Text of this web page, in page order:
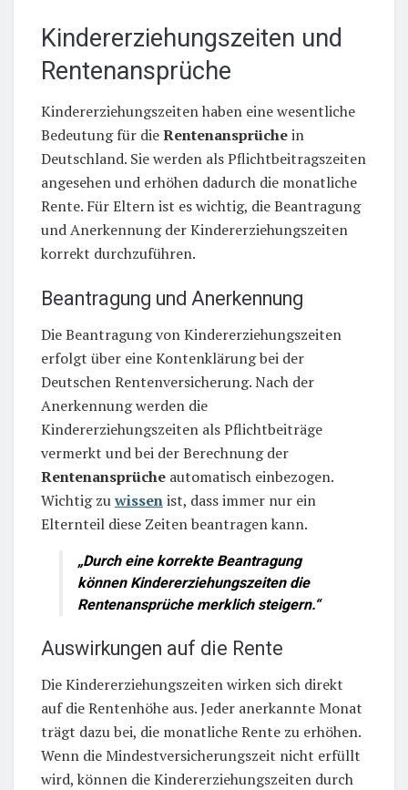
Kindererziehungszeiten und
Rentenansprüche
Kindererziehungszeiten haben eine wesentliche
Bedeutung für dieRentenansprüchein
Deutschland. Sie werden als Pflichtbeitragszeiten
angesehen und erhöhen dadurch die monatliche
Rente. Für Eltern ist es wichtig, die Beantragung
und Anerkennung der Kindererziehungszeiten
korrekt durchzuführen.
Beantragung und Anerkennung
Die Beantragung von Kindererziehungszeiten
erfolgt über eine Kontenklärung bei der
Deutschen Rentenversicherung. Nach der
Anerkennung werden die
Kindererziehungszeiten als Pflichtbeiträge
vermerkt und bei der Berechnung der
Rentenansprüche automatisch einbezogen.
Wichtig zuwissenist, dass immer nur ein
Elternteil diese Zeiten beantragen kann.
„Durch eine korrekte Beantragung
können Kindererziehungszeiten die
Rentenansprüche merklich steigern.“
Auswirkungen auf die Rente
Die Kindererziehungszeiten wirken sich direkt
auf die Rentenhöhe aus. Jeder anerkannte Monat
trägt dazu bei, die monatliche Rente zu erhöhen.
Wenn die Mindestversicherungszeit nicht erfüllt
wird, können die Kindererziehungszeiten durch